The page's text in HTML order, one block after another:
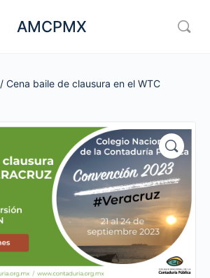
AMCPMX
/ Cena baile de clausura en el WTC